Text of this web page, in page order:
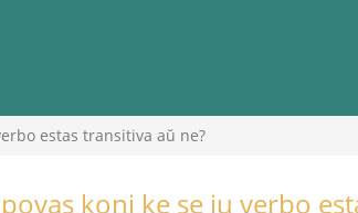
estas transitiva aŭ ne?
koni ke se iu verbo